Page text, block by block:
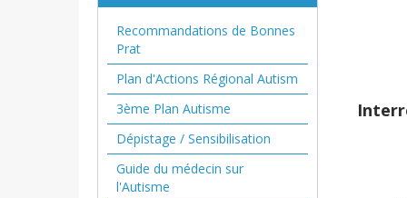
Recommandations de Bonnes
Prat
Plan d'Actions Régional Autism
3ème Plan Autisme
Dépistage / Sensibilisation
Guide du médecin sur
l'Autisme